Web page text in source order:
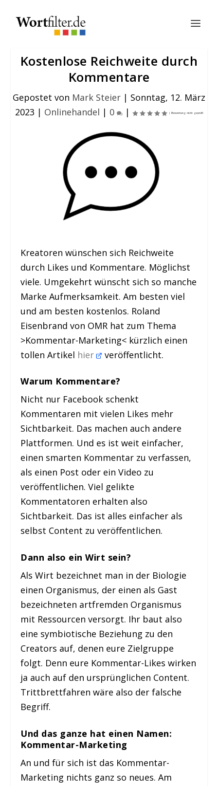
Kostenlose Reichweite durch
Kommentare
Gepostet von Mark Steier | Sonntag, 12. März
2023 | Onlinehandel | 0 |
Kreatoren wünschen sich Reichweite
durch Likes und Kommentare. Möglichst
viele. Umgekehrt wünscht sich so manche
Marke Aufmerksamkeit. Am besten viel
und am besten kostenlos. Roland
Eisenbrand von OMR hat zum Thema
>Kommentar-Marketing< kürzlich einen
tollen Artikel hier veröffentlicht.
Warum Kommentare?
Nicht nur Facebook schenkt
Kommentaren mit vielen Likes mehr
Sichtbarkeit. Das machen auch andere
Plattformen. Und es ist weit einfacher,
einen smarten Kommentar zu verfassen,
als einen Post oder ein Video zu
veröffentlichen. Viel gelikte
Kommentatoren erhalten also
Sichtbarkeit. Das ist alles einfacher als
selbst Content zu veröffentlichen.
Dann also ein Wirt sein?
Als Wirt bezeichnet man in der Biologie
einen Organismus, der einen als Gast
bezeichneten artfremden Organismus
mit Ressourcen versorgt. Ihr baut also
eine symbiotische Beziehung zu den
Creators auf, denen eure Zielgruppe
folgt. Denn eure Kommentar-Likes wirken
ja auch auf den ursprünglichen Content.
Trittbrettfahren wäre also der falsche
Begriff.
Und das ganze hat einen Namen:
Kommentar-Marketing
An und für sich ist das Kommentar-
Marketing nichts ganz so neues. Am